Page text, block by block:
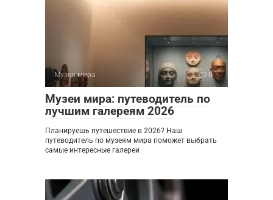
Музеи мира 0
Музеи мира: путеводитель по
лучшим галереям 2026
Планируешь путешествие в 2026? Наш
путеводитель по музеям мира поможет выбрать
самые интересные галереи